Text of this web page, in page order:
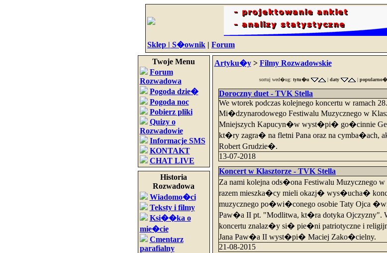
Sklep | S�ownik | Forum
Twoje Menu
Forum
Rozwadowa
Pogoda dzie�
Pogoda noc
Pobierz pliki
Quizy o
Rozwadowie
Informacje SMS
KONTAKT
CHAT LIVE
Historia
Rozwadowa
Wiadomo�ci
Teksty i filmy
Ksi��ka o
mie�cie
Cmentarz
parafialny
Artyku�y> Filmy Rozwadowskie
sortuj wed�ug: tytu�u | daty |
Doroczny duet - TVK Stella
We wtorek podczas kolejnego koncertu w ramach 28.
Mi�dzynarodowego Festiwalu Muzycznego w
Mniejszych Kapucyn�w wyst�pi� go�cinnie
kt�ry zagra� na fletni Pana oraz na cymba�ach,
Robert Grudzie�.
13-07-2018
Koncert w Klasztorze - TVK Stella
Za nami kolejna ods�ona Festiwalu Muzycznego w
razem mieszka�cy mieli okazj� wys�ucha�
muzycznego po�wi�conego osobie Taty Ojca
Paw�a II pt. "Modlitwa, kt�ra dotyka Ojczyzny".
koncertu znalaz�y si� pie�ni patriotyczne i
Jana Paw�a II wyst�pi� Maciej Zako�cielny.
21-08-2015